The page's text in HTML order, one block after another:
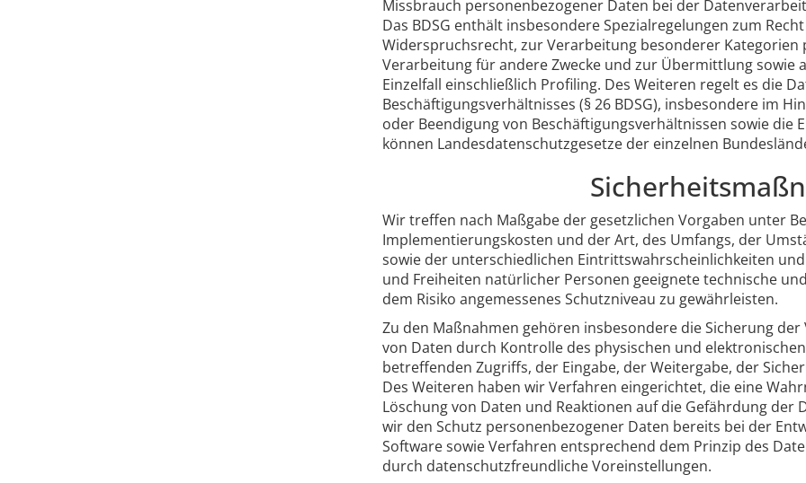
Missbrauch personenbezogener Daten bei der
Das BDSG enthält insbesondere Spezialregelungen zum
Widerspruchsrecht, zur Verarbeitung besonderer Kategorien
Verarbeitung für andere Zwecke und zur Übermittlung
Einzelfall einschließlich Profiling. Des Weiteren regelt es die
Beschäftigungsverhältnisses (§ 26 BDSG), insbesondere im
oder Beendigung von Beschäftigungsverhältnissen sowie die
können Landesdatenschutzgesetze der einzelnen
Wir treffen nach Maßgabe der gesetzlichen Vorgaben unter
Implementierungskosten und der Art, des Umfangs, der
sowie der unterschiedlichen Eintrittswahrscheinlichkeiten
und Freiheiten natürlicher Personen geeignete technische
dem Risiko angemessenes Schutzniveau zu gewährleisten.
Zu den Maßnahmen gehören insbesondere die Sicherung
von Daten durch Kontrolle des physischen und
betreffenden Zugriffs, der Eingabe, der Weitergabe, der
Des Weiteren haben wir Verfahren eingerichtet, die eine
Löschung von Daten und Reaktionen auf die Gefährdung der
wir den Schutz personenbezogener Daten bereits bei der
Software sowie Verfahren entsprechend dem Prinzip des
durch datenschutzfreundliche Voreinstellungen.